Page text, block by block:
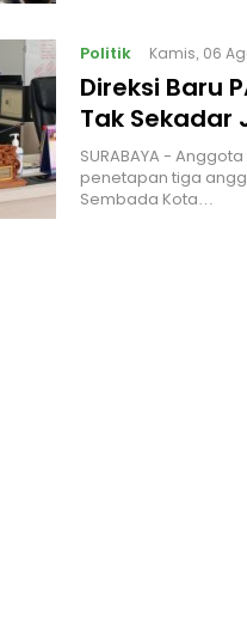
Politik Kamis, 06
Direksi Baru
Tak
‎SURABAYA -
penetapan tiga
Sembada Kota…